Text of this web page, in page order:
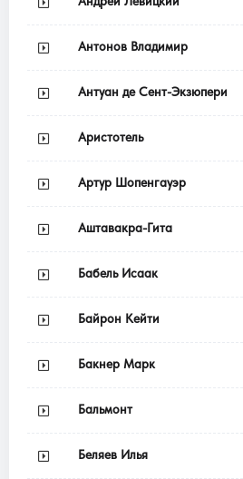
Антонов Владимир
Антуан де Сент-Экзюпери
Аристотель
Артур Шопенгауэр
Аштавакра-Гита
Бабель Исаак
Байрон Кейти
Бакнер Марк
Бальмонт
Беляев Илья